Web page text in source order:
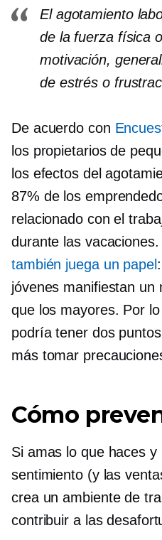
El agotamiento
de la fuerza física
motivación,
de estrés o
De acuerdo con
los propietarios de
los efectos del
87% de los
relacionado con el
durante las vacaciones.
también juega un papel
jóvenes manifiestan un
que los mayores. Por
podría tener dos
más tomar
Cómo
Si amas lo que haces
sentimiento (y las
crea un ambiente de
contribuir a las